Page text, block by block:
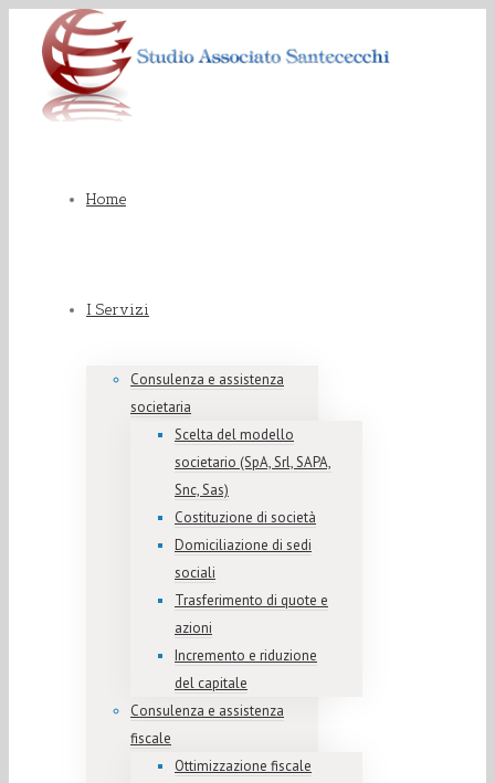
Home
I Servizi
Consulenza e assistenza
societaria
Scelta del modello
societario (SpA, Srl, SAPA,
Snc, Sas)
Costituzione di società
Domiciliazione di sedi
sociali
Trasferimento di quote e
azioni
Incremento e riduzione
del capitale
Consulenza e assistenza
fiscale
Ottimizzazione fiscale